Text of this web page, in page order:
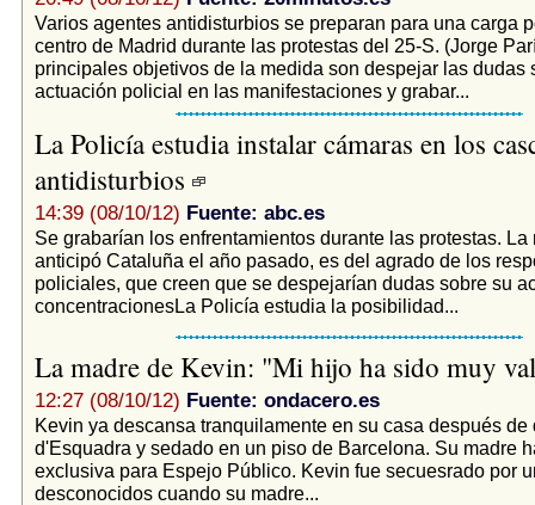
Varios agentes antidisturbios se preparan para una carga
centro de Madrid durante las protestas del 25-S. (Jorge
principales objetivos de la medida son despejar las dudas
actuación policial en las manifestaciones y grabar...
La Policía estudia instalar cámaras en los
antidisturbios
14:39 (08/10/12) Fuente: abc.es
Se grabarían los enfrentamientos durante las protestas. La
anticipó Cataluña el año pasado, es del agrado de los
policiales, que creen que se despejarían dudas sobre su
concentracionesLa Policía estudia la posibilidad...
La madre de Kevin: "Mi hijo ha sido muy
12:27 (08/10/12) Fuente: ondacero.es
Kevin ya descansa tranquilamente en su casa después de
d'Esquadra y sedado en un piso de Barcelona. Su madre
exclusiva para Espejo Público. Kevin fue secuesrado por
desconocidos cuando su madre...